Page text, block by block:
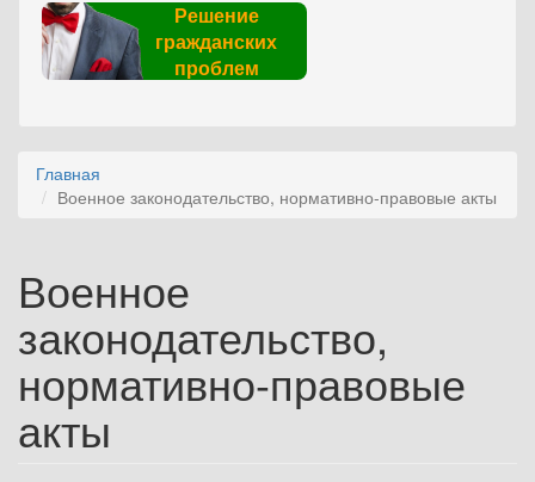
Решение
гражданских
проблем
Главная
Военное законодательство, нормативно-правовые акты
Военное
законодательство,
нормативно-правовые
акты